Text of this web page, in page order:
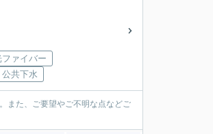
ファイバー
公共下水
また、ご要望やご不明な点などご